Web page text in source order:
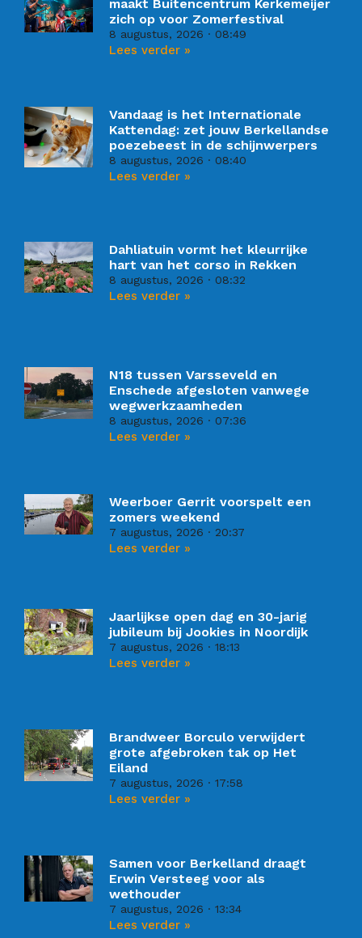
maakt Buitencentrum Kerkemeijer
zich op voor Zomerfestival
8 augustus, 2026 08:49
Lees verder »
Vandaag is het Internationale
Kattendag: zet jouw Berkellandse
poezebeest in de schijnwerpers
8 augustus, 2026 08:40
Lees verder »
Dahliatuin vormt het kleurrijke
hart van het corso in Rekken
8 augustus, 2026 08:32
Lees verder »
N18 tussen Varsseveld en
Enschede afgesloten vanwege
wegwerkzaamheden
8 augustus, 2026 07:36
Lees verder »
Weerboer Gerrit voorspelt een
zomers weekend
7 augustus, 2026 20:37
Lees verder »
Jaarlijkse open dag en 30-jarig
jubileum bij Jookies in Noordijk
7 augustus, 2026 18:13
Lees verder »
Brandweer Borculo verwijdert
grote afgebroken tak op Het
Eiland
7 augustus, 2026 17:58
Lees verder »
Samen voor Berkelland draagt
Erwin Versteeg voor als
wethouder
7 augustus, 2026 13:34
Lees verder »